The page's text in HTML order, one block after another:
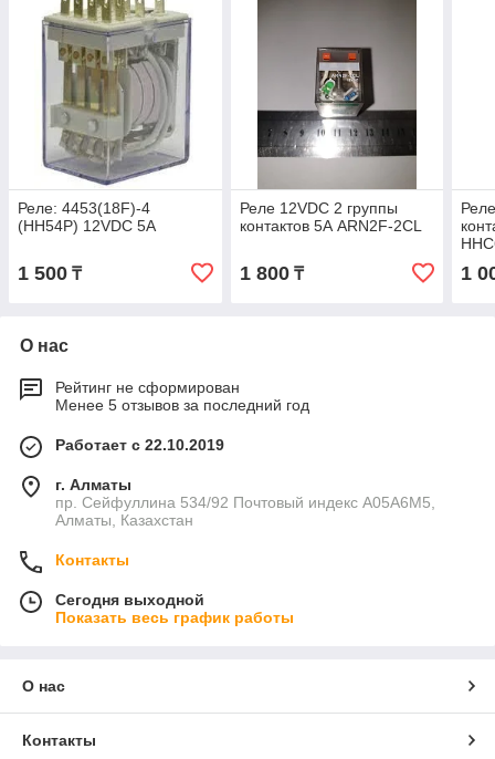
Реле: 4453(18F)-4
(HH54P) 12VDC 5A
1 500 ₸
Реле 12VDC 2 группы
контактов 5А ARN2F-2CL
1 800₸ 1
О нас
Рейтинг не сформирован
Менее 5 отзывов за последний год
Работает с 22.10.2019
г. Алматы
пр. Сейфуллина 534/92 Почтовый индекс A05A6M5,
Алматы, Казахстан
Контакты
Сегодня выходной
Показать весь график работы
О нас
Контакты